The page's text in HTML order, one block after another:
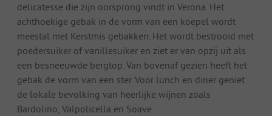
delicatesse die zijn oorsprong vindt in Verona. Het
achthoekige gebak in de vorm van een koepel wordt
meestal met Kerstmis gebakken. Het wordt bestrooid met
poedersuiker of vanillesuiker en ziet er van opzij uit als
een besneeuwde bergtop. Van bovenaf gezien heeft het
gebak de vorm van een ster. Voor lunch en diner geniet
de lokale bevolking van heerlijke wijnen zoals
Bardolino, Valpolicella en Soave.